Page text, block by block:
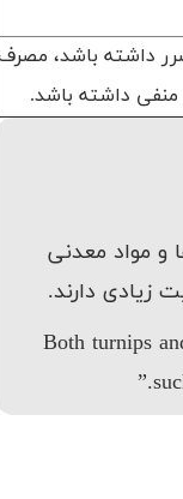
داشته باشد،
منفی داشته باشد.
و مواد معدنی
“Both turnips